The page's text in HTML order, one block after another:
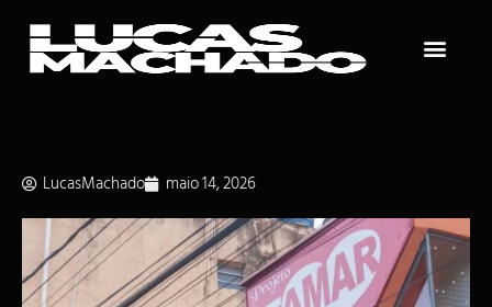
LucasMachado maio 14, 2026